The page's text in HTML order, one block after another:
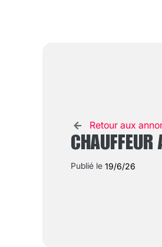
Retour aux
Publié le 19/6/26